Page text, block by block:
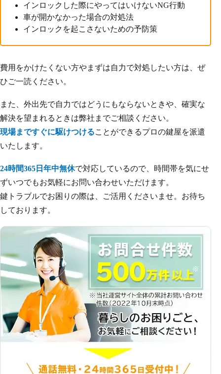
インロックした際にやってはいけないNG行動
車が開かなかった場合の対処法
インロックを起こさないための予防策
費用をかけたくない方やまずは自力で対処したい方は、ぜ
ひご一読ください。
また、外出先で自力ではどうにもならないときや、確実な
解決を望まれるときは弊社までご相談ください。
現場まですぐに駆けつけることができるプロの鍵屋を派遣
いたします。
24時間365日年中無休で対応しているので、時間帯を気にせ
ずいつでもお気軽にお問い合わせいただけます。
鍵トラブルでお困りの際は、ご活用くださいませ。お待ち
しております。